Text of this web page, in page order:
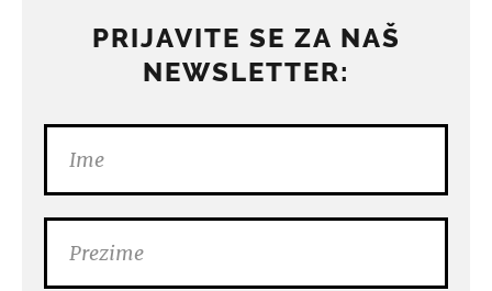
PRIJAVITE SE ZA NAŠ
NEWSLETTER: